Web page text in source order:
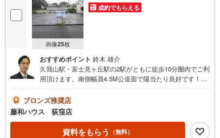
画像25枚
成約でもらえる
おすすめポイント 鈴木 雄介
久我山駅・富士見ヶ丘駅の2駅がともに徒歩10分圏内でご利
用頂けます。南側幅員4.5M公道面で陽当たり良好です！お
ブロンズ推奨店
藤和ハウス 荻窪店
資料をもらう （無料）